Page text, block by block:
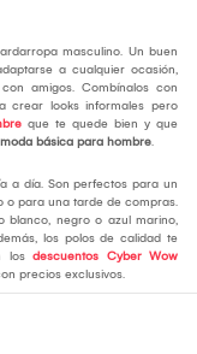
masculino. Un buen
a cualquier ocasión,
amigos. Combínalos con
crear looks informales pero
que te quede bien y que
moda básica para hombre.
a día. Son perfectos para un
o para una tarde de compras.
blanco, negro o azul marino,
los polos de calidad te
los descuentos Cyber Wow
precios exclusivos.